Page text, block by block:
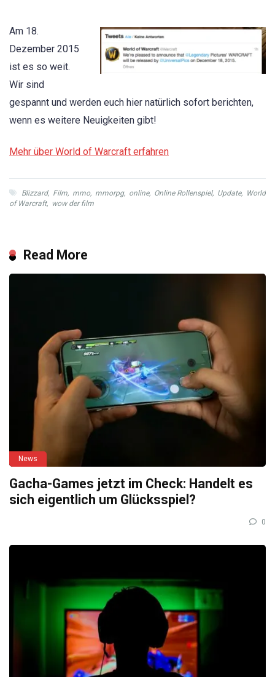
Am 18.
Dezember 2015
ist es so weit.
Wir sind
gespannt und werden euch hier natürlich sofort berichten,
wenn es weitere Neuigkeiten gibt!
Mehr über World of Warcraft erfahren
Blizzard, Film, mmo, mmorpg, online, Online Rollenspiel, Update, World
of Warcraft, wow der film
Read More
News
Gacha-Games jetzt im Check: Handelt es
sich eigentlich um Glücksspiel?
0